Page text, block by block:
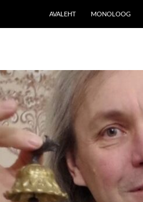
AVALEHT MONOLOOG